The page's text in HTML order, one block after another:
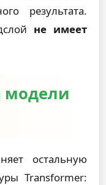
результата.
не имеет
модели
остальную
Transformer: